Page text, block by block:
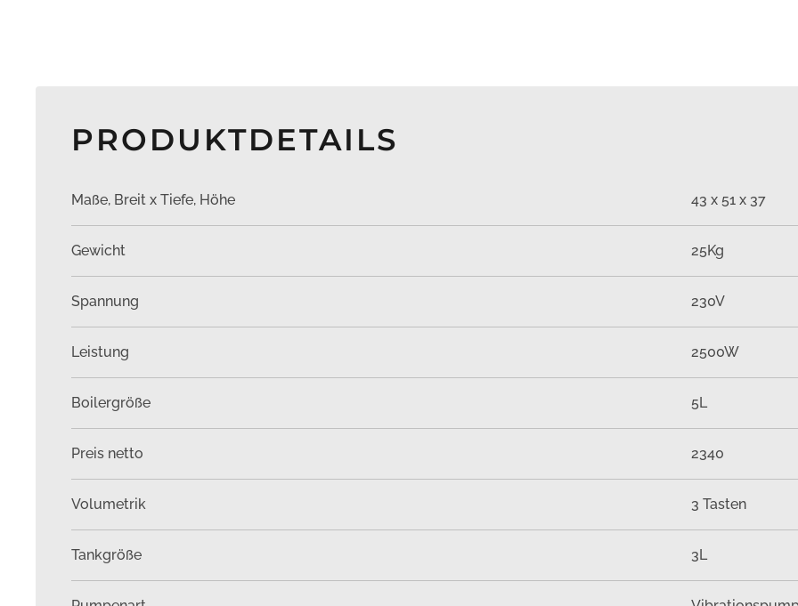
PRODUKTDETAILS
Maße, Breit x Tiefe, Höhe 43 x 51 x 37
Gewicht 25Kg
Spannung 230V
Leistung 2500W
Boilergröße 5L
Preis netto 2340
Volumetrik 3 Tasten
Tankgröße 3L